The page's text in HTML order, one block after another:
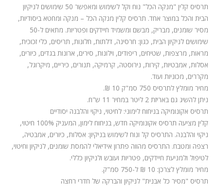
תרסיס קלין "מנקה הכל" נוח וקל לשימוש ומאפשר 50 שימושים לניקיון
הבית והכל במוצר אחד. תרסיס קלין מנקה הכל – מנקה ומחטא ביסודיות,
מסיר שומנים, מבריק, מבשם ומשמיד חיידקים ופטריות. מתאים ל-50
שימושים לניקיון הבית, כגון: חרסינה, דלתות, חלונות, תריסים, כלי זכוכית,
מראות, מרצפות, שטיחים, ריפודים, וילונות, סירים, ארונות בגדים, כיורים,
אסלות, אמבטיות, קירות, נירוסטה, קרמיקה, תנורים, כיריים, מיקרוגל,
מקררים, מכוניות ועוד.
מחיר מומלץ לתרסיס 750 סמ"ק 10 ₪.
ניתן להשיג גם באריזת 2 ליטר במחיר 11 ש"ח.
תרסיס אקונומיקה בניחוח לימוני: לחיטוי, ניקוי והלבנה יסודיים
קלין מציעה תרסיס אקונומיקה חדש, בניחוח לימון, המעניק 100% חיטוי,
ניקוי והלבנה. התרסיס קל ונוח לשימוש בניקיון: אסלות, כיורים, אמבטיה,
רצפה ומטבח. התרסיס מהווה פתרון אידיאלי להמסת שומנים, לניקיון וחיטוי,
לטיפול ולמניעת חיידקים, פטריות ועובש ולניקיון כללי.
מחיר מומלץ לצרכן: 10 ₪ ל-750 סמ"ק.
תרסיס "מסיר כל אבנית" לניקיון והברקה של חדרי רחצה